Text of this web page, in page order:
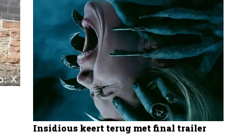
Insidious keert terug met final trailer